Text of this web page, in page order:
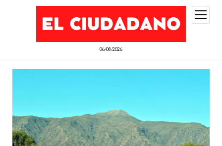
06/08/2026
abrir
menú